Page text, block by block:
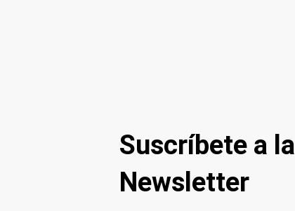
Suscríbete a la
Newsletter